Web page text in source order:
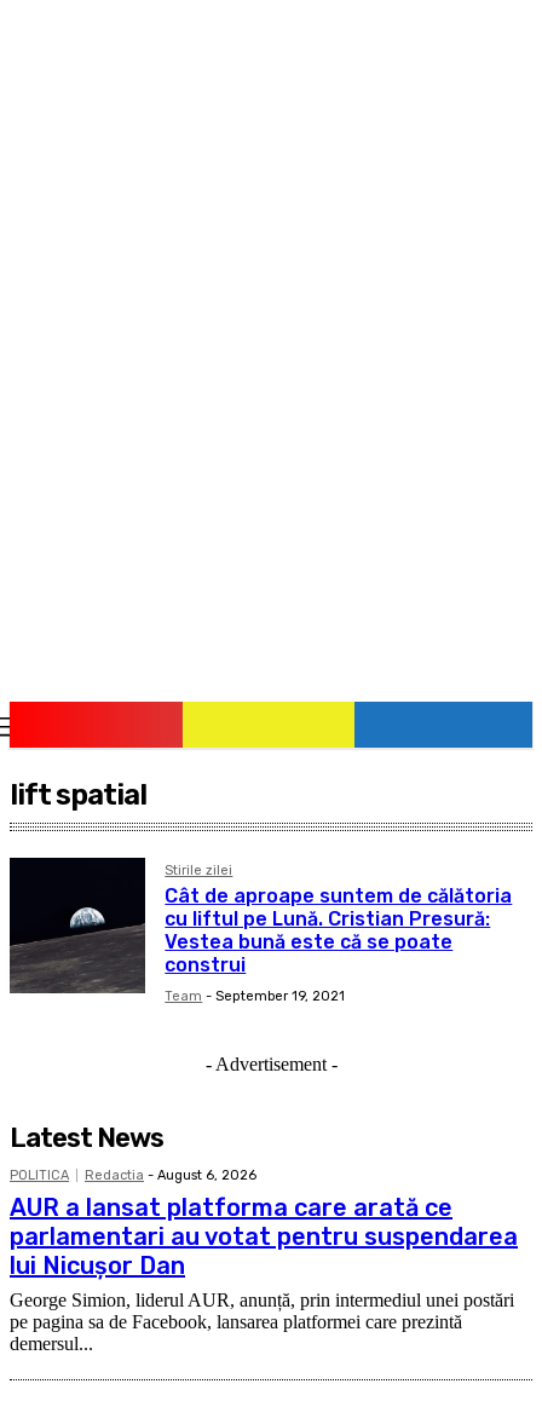
lift spatial
Stirile zilei
Cât de aproape suntem de călătoria
cu liftul pe Lună. Cristian Presură:
Vestea bună este că se poate
construi
Team - September 19, 2021
- Advertisement -
Latest News
POLITICA Redactia - August 6, 2026
AUR a lansat platforma care arată ce
parlamentari au votat pentru suspendarea
lui Nicușor Dan
George Simion, liderul AUR, anunță, prin intermediul unei postări
pe pagina sa de Facebook, lansarea platformei care prezintă
demersul...